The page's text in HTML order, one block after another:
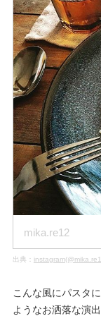
mika.re12
出典：
こんな風にパスタ
ようなお洒落な演